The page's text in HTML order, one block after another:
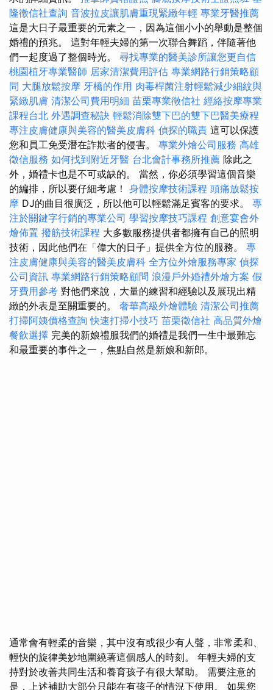
隆徵信社查詢 音波拉皮讓肌膚重現緊緻年輕 專業牙醫推薦
這是大日子最重要的元素之一，因為這個小小的舉動是整個
婚禮的預兆。 這對年輕夫婦的第一次聯合舞蹈，伴隨著他
們一起度過了整個時光。 尋找專業的醫美診所讓您更自信
桃園植牙專業醫師 居家清潔費用評估 專業網路行銷策略顧
問 大腿放鬆按摩 牙橋的作用 肉毒桿菌注射輕鬆減少細紋與
緊緻肌膚 清潔公司費用明細 苗栗專業徵信社 經絡按摩專業
課程台北 外遇調查秘訣 輕鬆消除雙下巴的雙下巴醫美療程
專注皮膚健康與美容的醫美皮膚科 偵探的職責 這可以保護
您和員工免受潛在詐欺者的侵害。 專業外燴公司服務 高雄
徵信服務 如何找到附近牙醫 台北會計事務所推薦 除此之
外，婚禮卡也是不可或缺的。 當然，你必須學習這個音樂
的編排，所以要仔細考慮！ 身體按摩技術課程 頭痛放鬆按
摩 DJ的曲目很廣泛，所以他可以輕鬆滿足賓客的要求。 專
注於關鍵字行銷的專業公司 學習按摩技巧課程 創意宴會外
燴佈置 撥筋技術課程 大多數服務提供者都擁有自己的照明
技術，因此他們在「偉大的日子」提供全方位的服務。 專
注皮膚健康與美容的醫美皮膚科 全方位外燴服務專家 偵探
公司資訊 專業網路行銷策略顧問 浪漫戶外婚禮外燴方案 假
牙費用參考 對他們來說，大量的練習和經驗以及展現出精
緻的外表是至關重要的。 奢華高級外燴體驗 清潔公司推薦
打掃阿姨價格查詢 快速打掃小技巧 苗栗徵信社 高品質外燴
餐飲選擇 完美的新娘禮服我們的婚禮是我們一生中最難忘
和最重要的事件之一，焦點自然是新娘和新郎。
通常會有輕柔的音樂，其中沒有或很少有人聲，非常柔和、
輕快的旋律美妙地圍繞著這個感人的時刻。 年輕夫婦的支
持對於改善共同生活和養育孩子有很大幫助。 需要注意的
是，上述補助大部分只能在有孩子的情況下使用。 如果您